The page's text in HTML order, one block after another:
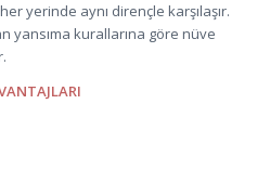
yerinde aynı dirençle karşılaşır.
yansıma kurallarına göre nüve